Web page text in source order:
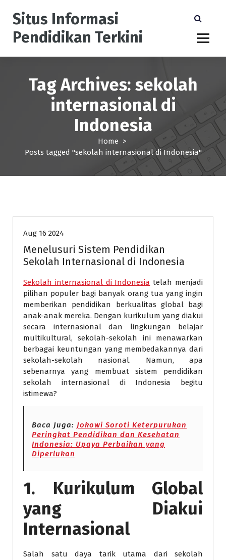
Situs Informasi
Pendidikan Terkini
Tag Archives: sekolah
internasional di
Indonesia
Home >
Posts tagged "sekolah internasional di Indonesia"
Aug 16 2024
Menelusuri Sistem Pendidikan
Sekolah Internasional di Indonesia
Sekolah internasional di Indonesia telah menjadi
pilihan populer bagi banyak orang tua yang ingin
memberikan pendidikan berkualitas global bagi
anak-anak mereka. Dengan kurikulum yang diakui
secara internasional dan lingkungan belajar
multikultural, sekolah-sekolah ini menawarkan
berbagai keuntungan yang membedakannya dari
sekolah-sekolah nasional. Namun, apa
sebenarnya yang membuat sistem pendidikan
sekolah internasional di Indonesia begitu
istimewa?
Baca Juga: Jokowi Soroti Keterpurukan
Peringkat Pendidikan dan Kesehatan
Indonesia: Upaya Perbaikan yang
Diperlukan
1. Kurikulum Global
yang Diakui
Internasional
Salah satu daya tarik utama dari sekolah